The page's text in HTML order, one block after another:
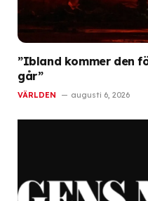
”Ibland kommer den
går”
VÄRLDEN augusti 6, 2026